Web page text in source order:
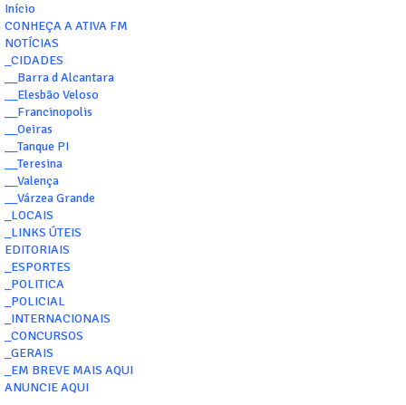
Início
CONHEÇA A ATIVA FM
NOTÍCIAS
_CIDADES
__Barra d Alcantara
__Elesbão Veloso
__Francinopolis
__Oeiras
__Tanque PI
__Teresina
__Valença
__Várzea Grande
_LOCAIS
_LINKS ÚTEIS
EDITORIAIS
_ESPORTES
_POLITICA
_POLICIAL
_INTERNACIONAIS
_CONCURSOS
_GERAIS
_EM BREVE MAIS AQUI
ANUNCIE AQUI